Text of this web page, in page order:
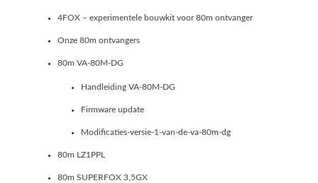
4FOX – experimentele bouwkit voor 80m ontvanger
Onze 80m ontvangers
80m VA-80M-DG
Handleiding VA-80M-DG
Firmware update
Modificaties-versie-1-van-de-va-80m-dg
80m LZ1PPL
80m SUPERFOX 3,5GX